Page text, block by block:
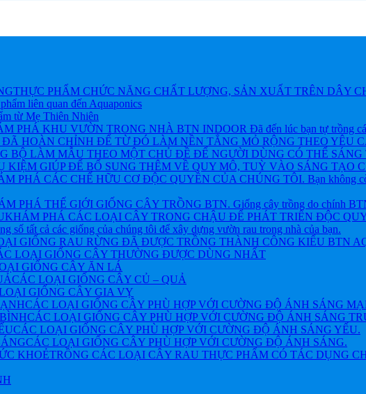
THỰC PHẨM CHỨC NĂNG CHẤT LƯỢNG, SẢN XUẤT TRÊN DÂY
liên quan đến Aquaponics
từ Mẹ Thiên Nhiên
PHÁ KHU VƯỜN TRONG NHÀ BTN INDOOR Đã đến lúc bạn tự trồng các
HOÀN CHỈNH ĐỂ TỪ ĐÓ LÀM NỀN TẲNG MỎ RỘNG THEO YÊU
BỘ LÀM MẪU THEO MỘT CHỦ ĐỀ ĐỂ NGƯỜI DÙNG CÓ THỂ
KIỆM GIÚP ĐỂ BỔ SUNG THÊM VỀ QUY MÔ, TUỲ VÀO SÁNG TẠO
PHÁ CÁC CHẾ HỮU CƠ ĐỘC QUYỀN CỦA CHÚNG TÔI. Bạn không
PHÁ THẾ GIỚI GIỐNG CÂY TRỒNG BTN. Giống cây trồng do chính
KHÁM PHÁ CÁC LOẠI CÂY TRONG CHẬU ĐỂ PHÁT TRIỂN ĐỘC
số tất cả các giống của chúng tôi để xây dựng vườn rau trong nhà của bạn.
GIỐNG RAU RỪNG ĐÃ ĐƯỢC TRỒNG THÀNH CÔNG KIỂU BTN
LOẠI GIỐNG CÂY THƯỜNG ĐƯỢC DÙNG NHẤT
GIỐNG CÂY ĂN LÁ
CÁC LOẠI GIỐNG CÂY CỦ – QUẢ
GIỐNG CÂY GIA VỴ
CÁC LOẠI GIỐNG CÂY PHÙ HỢP VỚI CƯỜNG ĐỘ ÁNH SÁNG
CÁC LOẠI GIỐNG CÂY PHÙ HỢP VỚI CƯỜNG ĐỘ ÁNH SÁNG
CÁC LOẠI GIỐNG CÂY PHÙ HỢP VỚI CƯỜNG ĐỘ ÁNH SÁNG YẾU.
CÁC LOẠI GIỐNG CÂY PHÙ HỢP VỚI CƯỜNG ĐỘ ÁNH SÁNG.
KHOẺTRỒNG CÁC LOẠI CÂY RAU THỰC PHẨM CÓ TÁC DỤNG